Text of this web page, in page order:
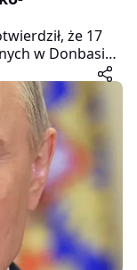
że 17
w Donbasie
zarobków –
w wojnie Rosji